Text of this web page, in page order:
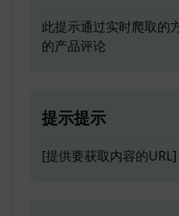
此提示通过实时爬取的
的产品评论
提示提示
[提供要获取内容的URL]